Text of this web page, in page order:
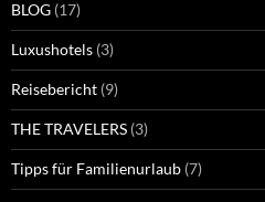
BLOG (17)
Luxushotels (3)
Reisebericht (9)
THE TRAVELERS (3)
Tipps für Familienurlaub (7)